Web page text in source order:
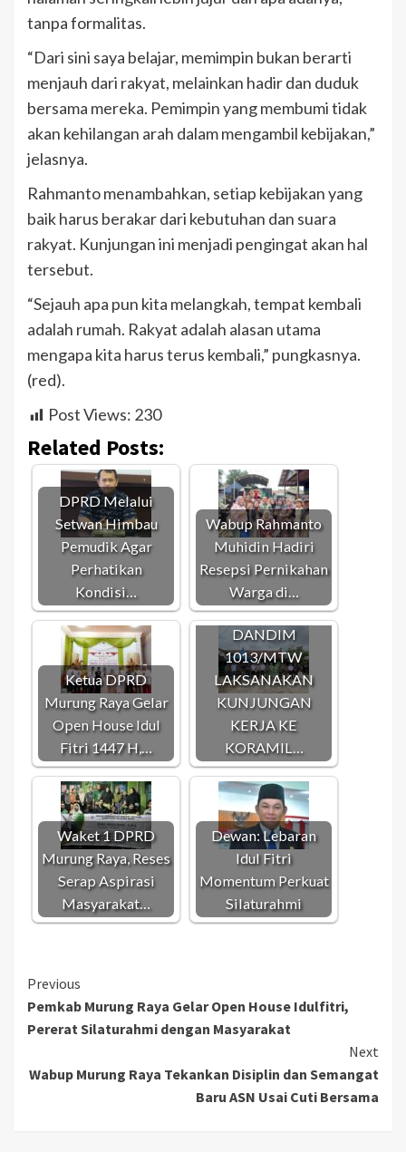
tanpa formalitas.
“Dari sini saya belajar, memimpin bukan berarti
menjauh dari rakyat, melainkan hadir dan duduk
bersama mereka. Pemimpin yang membumi tidak
akan kehilangan arah dalam mengambil kebijakan,”
jelasnya.
Rahmanto menambahkan, setiap kebijakan yang
baik harus berakar dari kebutuhan dan suara
rakyat. Kunjungan ini menjadi pengingat akan hal
tersebut.
“Sejauh apa pun kita melangkah, tempat kembali
adalah rumah. Rakyat adalah alasan utama
mengapa kita harus terus kembali,” pungkasnya.
(red).
Post Views: 230
Related Posts:
DPRD Melalui
Setwan Himbau
Pemudik Agar
Perhatikan
Kondisi…
Wabup Rahmanto
Muhidin Hadiri
Resepsi Pernikahan
Warga di…
Ketua DPRD
Murung Raya Gelar
Open House Idul
Fitri 1447 H,…
DANDIM
1013/MTW
LAKSANAKAN
KUNJUNGAN
KERJA KE
KORAMIL…
Waket 1 DPRD
Murung Raya, Reses
Serap Aspirasi
Masyarakat…
Dewan: Lebaran
Idul Fitri
Momentum Perkuat
Silaturahmi
Continue
Reading
Previous
Pemkab Murung Raya Gelar Open House Idulfitri,
Pererat Silaturahmi dengan Masyarakat
Next
Wabup Murung Raya Tekankan Disiplin dan Semangat
Baru ASN Usai Cuti Bersama